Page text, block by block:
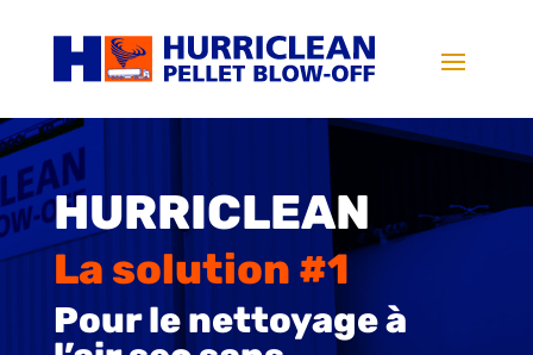
HURRICLEAN
La solution #1
Pour le nettoyage à